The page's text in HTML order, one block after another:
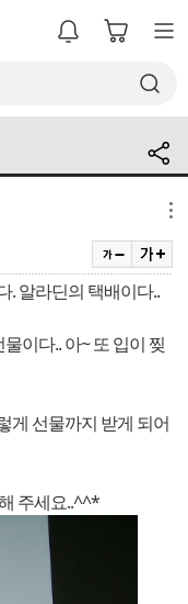
. 알라딘의 택배이다..
이다.. 아~ 또 입이 찢
게 선물까지 받게 되어
주세요..^^*